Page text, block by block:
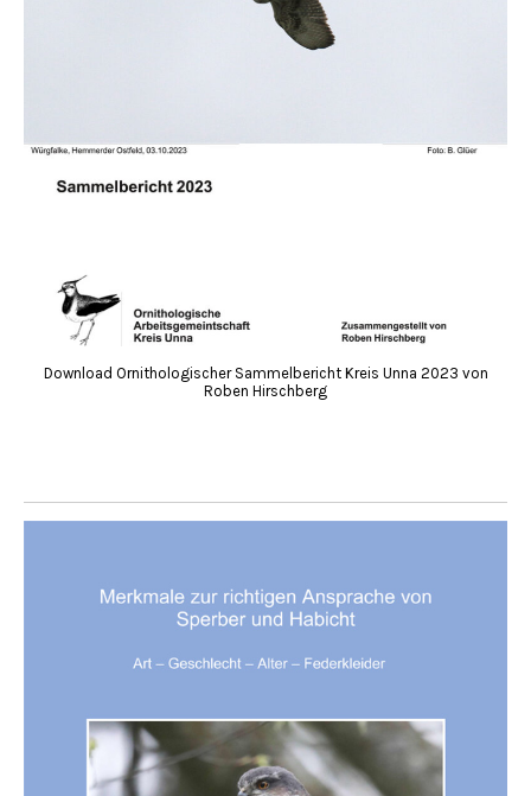
Download Ornithologischer Sammelbericht Kreis Unna 2023 von
Roben Hirschberg